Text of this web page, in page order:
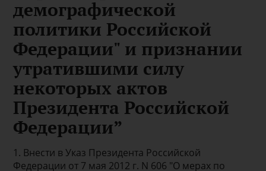
демографической
политики Российской
Федерации" и признании
утратившими силу
некоторых актов
Президента Российской
Федерации”
1. Внести в Указ Президента Российской
Федерации от 7 мая 2012 г. N 606 "О мерах по